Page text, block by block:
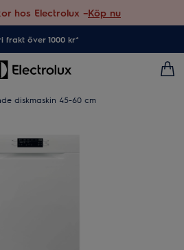
hos Electrolux –Köp nu
frakt över 1000 kr*
diskmaskin 45-60 cm